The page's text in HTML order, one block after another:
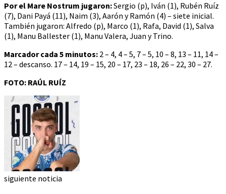
Por el Mare Nostrum jugaron:Sergio (p), Iván (1), Rubén Ruíz
(7), Dani Payá (11), Naim (3), Aarón y Ramón (4) – siete inicial.
También jugaron: Alfredo (p), Marco (1), Rafa, David (1), Salva
(1), Manu Ballester (1), Manu Valera, Juan y Trino.
Marcador cada 5 minutos: 2 – 4, 4 – 5, 7 – 5, 10 – 8, 13 – 11, 14 –
12 – descanso. 17 – 14, 19 – 15, 20 – 17, 23 – 18, 26 – 22, 30 – 27.
FOTO: RAÚL RUÍZ
siguiente noticia